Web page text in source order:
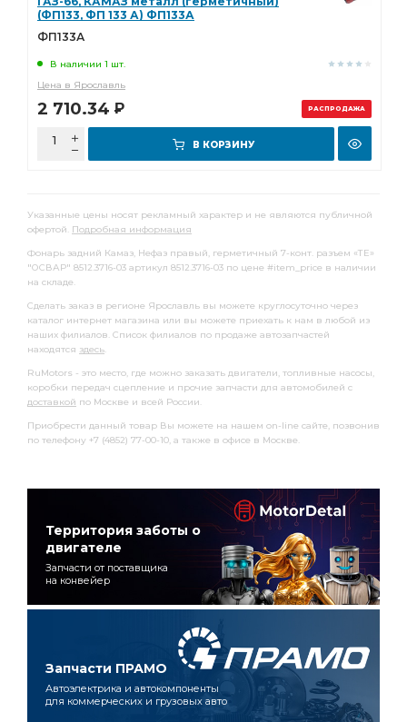
РАСПРОДАЖА
(ФП133, ФП 133 А) ФП133А
ФП133А
В наличии 1 шт.
Цена в Ярославль
2 710.34 Р
В КОРЗИНУ
Указанные цены носят рекламный характер и не являются публичной
офертой. Подробная информация
Фонарь задний Камаз, Нефаз правый, герметичный 7-конт. разъем «ТЕ»
"ОСВАР" 8512.3716-03 артикул 8512.3716-03 по цене #item_price в наличии
на складе.
Сделать заказ в регионе Ярославль вы можете круглосуточно через
каталог интернет магазина или вы можете приехать к нам в любой из
наших филиалов. Список филиалов по продаже автозапчастей
находятся здесь.
RuMotors - это место, где можно заказать двигатели, топливные насосы,
коробки передач сцепление и прочие запчасти для автомобилей с
доставкой по Москве и всей России.
Приобрести данный товар Вы можете на нашем on-line сайте, позвонив
по телефону +7 (4852) 77-00-10, а также в офисе в Москве.
Территория заботы о
двигателе
Запчасти от поставщика
на конвейер
Запчасти ПРАМО
Автоэлектрика и автокомпоненты
для коммерческих и грузовых авто